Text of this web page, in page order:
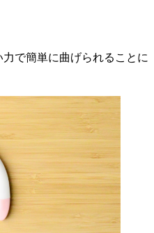
で簡単に曲げられることに